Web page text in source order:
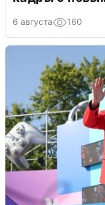
6 августа 160